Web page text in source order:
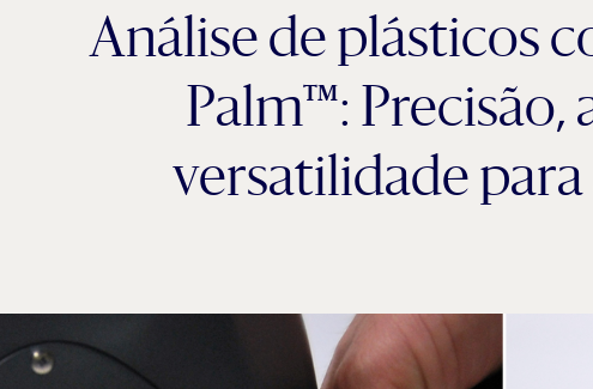
Análise de plásticos
Palm™: Precisão,
versatilidade